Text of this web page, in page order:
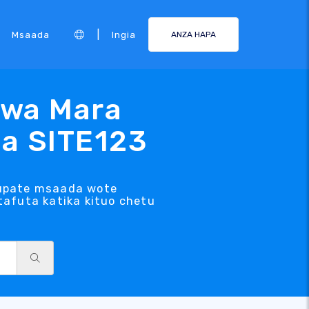
Msaada Ingia ANZA HAPA
Mara
SITE123
msaada wote
katika kituo chetu